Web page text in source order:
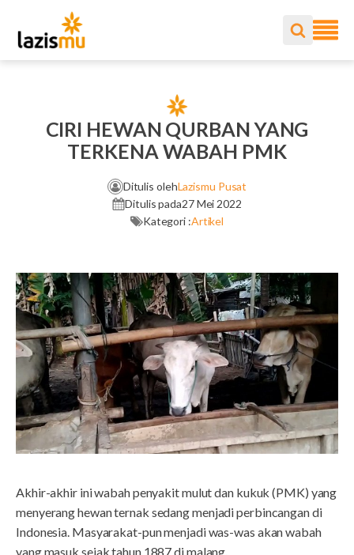
CIRI HEWAN QURBAN YANG
TERKENA WABAH PMK
Ditulis olehLazismu Pusat
Ditulis pada27 Mei 2022
Kategori :Artikel
Akhir-akhir ini wabah penyakit mulut dan kukuk (PMK) yang
menyerang hewan ternak sedang menjadi perbincangan di
Indonesia. Masyarakat-pun menjadi was-was akan wabah
yang masuk sejak tahun 1887 di malang.